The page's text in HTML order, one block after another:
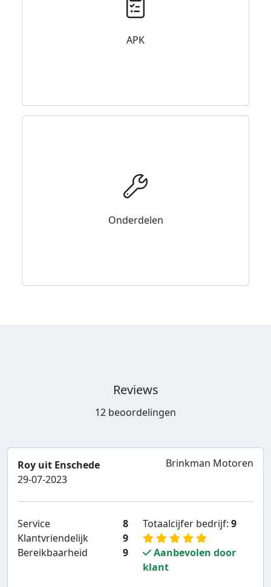
APK
Onderdelen
Reviews
12 beoordelingen
Roy uit Enschede
29-07-2023
Brinkman Motoren
Service
8
Klantvriendelijk
9
Bereikbaarheid
9
Totaalcijfer bedrijf: 9
Aanbevolen door
klant